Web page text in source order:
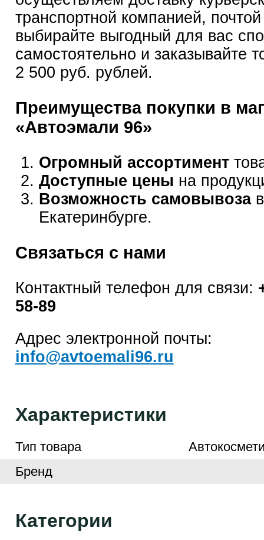
транспортной компанией,
выбирайте выгодный для вас
самостоятельно и заказывайте
2 500 руб. рублей.
Преимущества покупки в
«Автоэмали 96»
Огромный ассортимент
Доступные цены на
Возможность самовывозав
Екатеринбурге.
Связаться с нами
Контактный телефон для связи:
58-89
Адрес электронной почты:
info@avtoemali96.ru
Характеристики
Тип товара
Бренд
Категории